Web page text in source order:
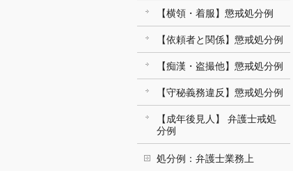
【横領・着服】懲戒処分例
【依頼者と関係】懲戒処分例
【痴漢・盗撮他】懲戒処分例
【守秘義務違反】懲戒処分例
【成年後見人】 弁護士戒処
分例
処分例：弁護士業務上